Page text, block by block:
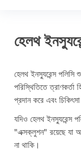
হেলথ
হেলথ ইনস্যুরেন্স পলিসি
পরিস্থিতিতে ত্রাণকর্তা
প্রদান করে এবং
যদিও হেলথ ইনস্যুরেন্স
"এক্সক্লুশন" রয়েছে যা
না থাকি।